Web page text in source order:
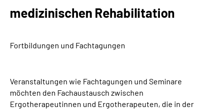
Experten
Über uns & Presse
Suche
medizinischen Rehabilitation
Fortbildungen und Fachtagungen
Veranstaltungen wie Fachtagungen und Seminare
möchten den Fachaustausch zwischen
Ergotherapeutinnen und Ergotherapeuten, die in der